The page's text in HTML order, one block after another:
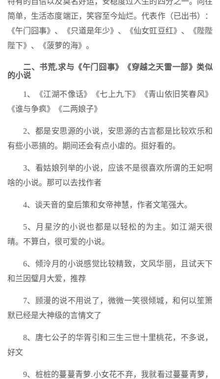
简单，生活态度端正，笑容至今灿烂。代表作（已出书）：
《午门囧事》、《只道是年少》、《仙女豇豆红》、《陛陛
陛下》、《菠萝的海》。
二、书荒,求与《午门囧事》《穿越之天雷一部》类似
的小说
1、《江湖不像话》《七上九下》《青山依旧笑春风》
《谁与争疯》《二两娘子》
2、都是安思源的小说，安思源的古言都是比较欢乐和
有些小恶搞的。期间还会有点小虐的。挺好看的。
3、看姑娘列举的小说，应该不是很喜欢所谓的王妃啊
啥的小说。那可以去找作者
4、谈天音的皇后策和女帝神慧，作者文笔强大。
5、月星汐的小说也都是以轻松的为主。如江湖天很
晴。不算白，很可爱的小说。
6、倾泠月的小说感觉比较精致，文风华丽，且试天下
和兰因璧月大爱，推荐
7、顾漫的说不用说了，微微一笑很倾城，和何以笙箫
默已经是大神级的言情文了
8、唐七公子的华胥引和三生三世十里桃花，不多说，
好文
9、桩桩的蔓蔓青萝.小女花不弃，我就看过蔓蔓青萝，